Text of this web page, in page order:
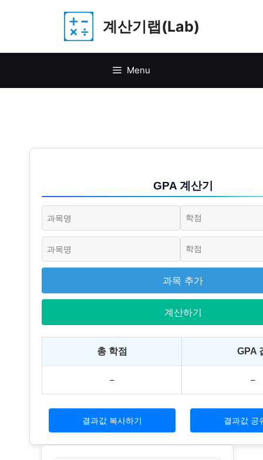
계산기랩(Lab)
Menu
GPA 계산기
과목 추가
계산하기
총 학점 GPA
– –
결과값 복사하기 결과값 공